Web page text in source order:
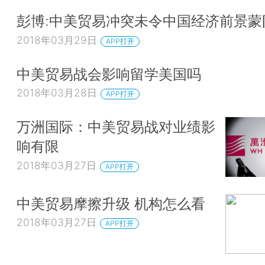
彭博:中美贸易冲突未令中国经济前景
2018年03月29日 APP打开
中美贸易战会影响留学美国吗
2018年03月28日 APP打开
万洲国际：中美贸易战对业绩影
响有限
2018年03月27日 APP打开
中美贸易摩擦升级 机构怎么看
2018年03月27日 APP打开